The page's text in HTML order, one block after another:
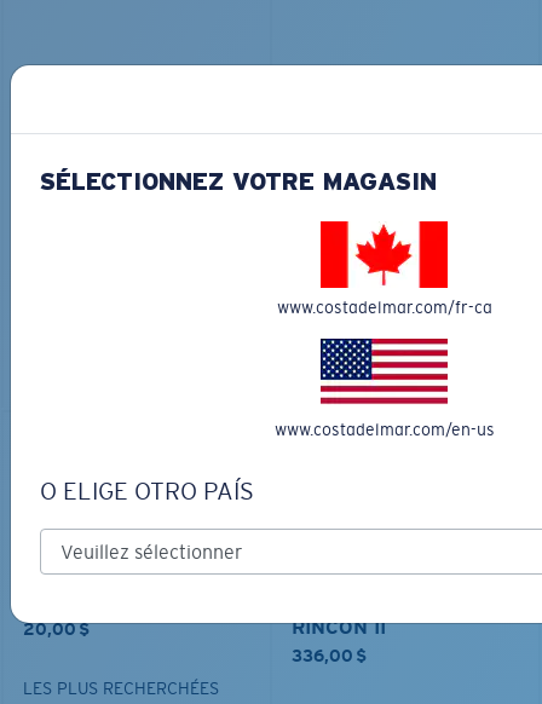
MATÉRIAU BIOSOURCÉ
DUCK CAMO TRUCKER
35,00 $
AJOUTER AU
PANIER
20,00 $
LES PLUS RECHERCHÉES
RINCON II
336,00 $
SÉLECTIONNEZ VOTRE MAGASIN
www.costadelmar.com/fr-ca
www.costadelmar.com/en-us
O ELIGE OTRO PAÍS